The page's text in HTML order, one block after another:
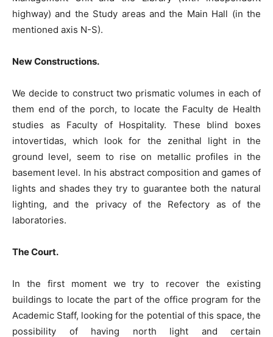
highway) and the Study areas and the Main Hall (in the
mentioned axis N-S).
New Constructions.
We decide to construct two prismatic volumes in each of
them end of the porch, to locate the Faculty de Health
studies as Faculty of Hospitality. These blind boxes
intovertidas, which look for the zenithal light in the
ground level, seem to rise on metallic profiles in the
basement level. In his abstract composition and games of
lights and shades they try to guarantee both the natural
lighting, and the privacy of the Refectory as of the
laboratories.
The Court.
In the first moment we try to recover the existing
buildings to locate the part of the office program for the
Academic Staff, looking for the potential of this space, the
possibility of having north light and certain